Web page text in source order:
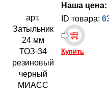
арт.
Затыльник
24 мм
ТОЗ-34
резиновый
черный
МИАСС
Наша цена:
ID товара:
Купить